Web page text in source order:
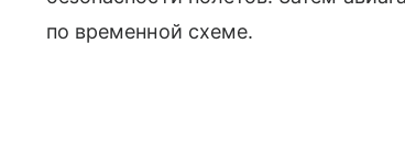
по временной схеме.